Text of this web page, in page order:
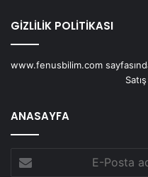
GİZLİLİK POLİTİKASI
www.fenusbilim.com
ANASAYFA
Posta